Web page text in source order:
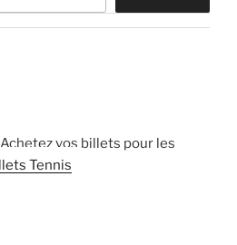
Achetez vos billets pour les